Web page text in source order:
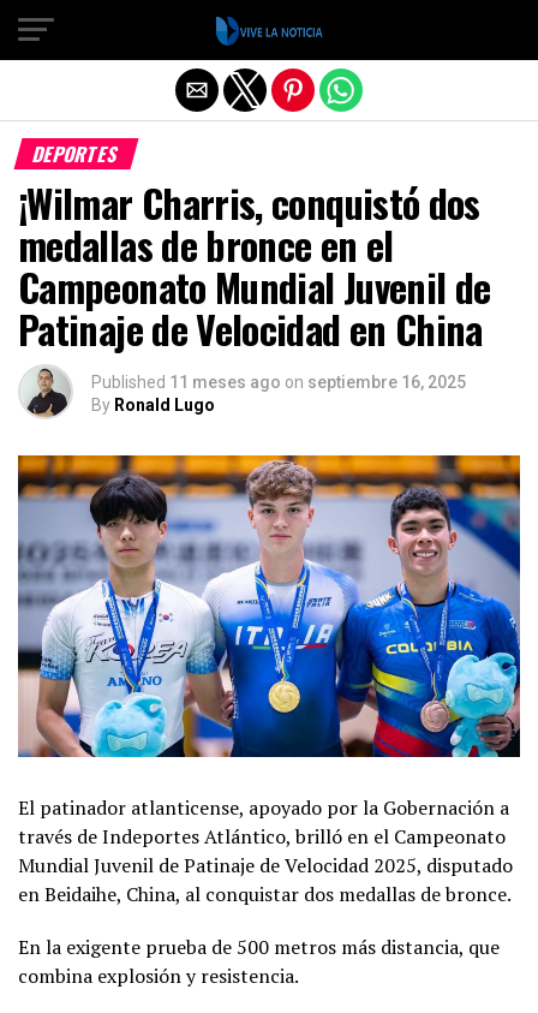
DEPORTES
¡Wilmar Charris, conquistó dos
medallas de bronce en el
Campeonato Mundial Juvenil de
Patinaje de Velocidad en China
Published 11 meses ago on septiembre 16, 2025
By Ronald Lugo
El patinador atlanticense, apoyado por la Gobernación a
través de Indeportes Atlántico, brilló en el Campeonato
Mundial Juvenil de Patinaje de Velocidad 2025, disputado
en Beidaihe, China, al conquistar dos medallas de bronce.
En la exigente prueba de 500 metros más distancia, que
combina explosión y resistencia.
Salir de la versión móvil